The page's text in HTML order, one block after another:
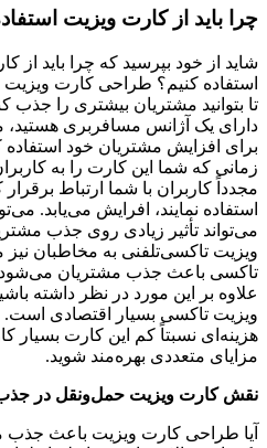
چرا باید از کارت ویزیت
شاید از خود بپرسید که چرا باید از
استفاده کنیم؟ طراحی کارت
تا بتوانید مشتریان بیشتری را جذب
دارای یک آژانس مسافربری هستید،
برای افزایش مشتریان خود استفاده
زمانی که شما این کارت را به
مجدداً کاربران با شما ارتباط
استفاده نمایند، افرایش می‌یابد.
می‌تواند تأثیر زیادی روی جذب
ویزیت تاکسی‌تلفنی به مخاطبان نیز
تاکسی باعث جذب مشتریان
علاوه بر این مورد در نظر داشته
ویزیت تاکسی بسیار اقتصادی است.
هزینه‌ای نسبتاً کم این کارت بسیار
مزایای متعددی بهره‌مند شوید.
نقش کارت ویزیت حمل‌ونقل در
آیا طراحی کارت ویزیت باعث